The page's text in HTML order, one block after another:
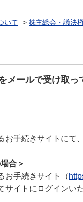
いて > 株主総会・議決
メールで受け取
お手続きサイトにて
合＞
お手続きサイト（
サイトにログインい